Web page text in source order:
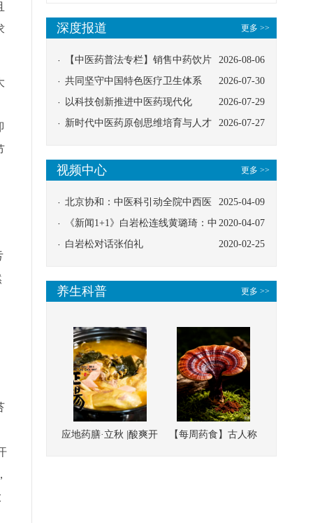
更多 >>
深度报道
2026-08-06
【中医药普法专栏】销售中药饮片
应告知煎服方法及注意事项
2026-07-30
共同坚守中国特色医疗卫生体系
2026-07-29
以科技创新推进中医药现代化
2026-07-27
新时代中医药原创思维培育与人才
更多 >>
视频中心
2025-04-09
北京协和：中医科引动全院中西医
协同
2020-04-07
《新闻1+1》白岩松连线黄璐琦：中
医救治的临床效果
2020-02-25
白岩松对话张伯礼
更多 >>
养生科普
应地药膳·立秋 |酸爽开
【每周药食】古人称